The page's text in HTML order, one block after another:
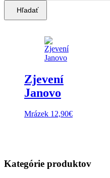
Hľadať
Zjevení
Janovo
Mrázek 12,90€
Kategórie produktov